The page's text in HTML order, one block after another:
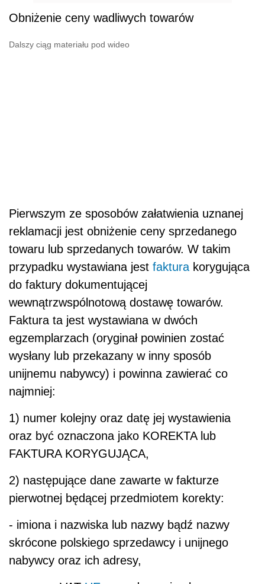
Obniżenie ceny wadliwych towarów
Dalszy ciąg materiału pod wideo
Pierwszym ze sposobów załatwienia uznanej
reklamacji jest obniżenie ceny sprzedanego
towaru lub sprzedanych towarów. W takim
przypadku wystawiana jest faktura korygująca
do faktury dokumentującej
wewnątrzwspólnotową dostawę towarów.
Faktura ta jest wystawiana w dwóch
egzemplarzach (oryginał powinien zostać
wysłany lub przekazany w inny sposób
unijnemu nabywcy) i powinna zawierać co
najmniej:
1) numer kolejny oraz datę jej wystawienia
oraz być oznaczona jako KOREKTA lub
FAKTURA KORYGUJĄCA,
2) następujące dane zawarte w fakturze
pierwotnej będącej przedmiotem korekty:
- imiona i nazwiska lub nazwy bądź nazwy
skrócone polskiego sprzedawcy i unijnego
nabywcy oraz ich adresy,